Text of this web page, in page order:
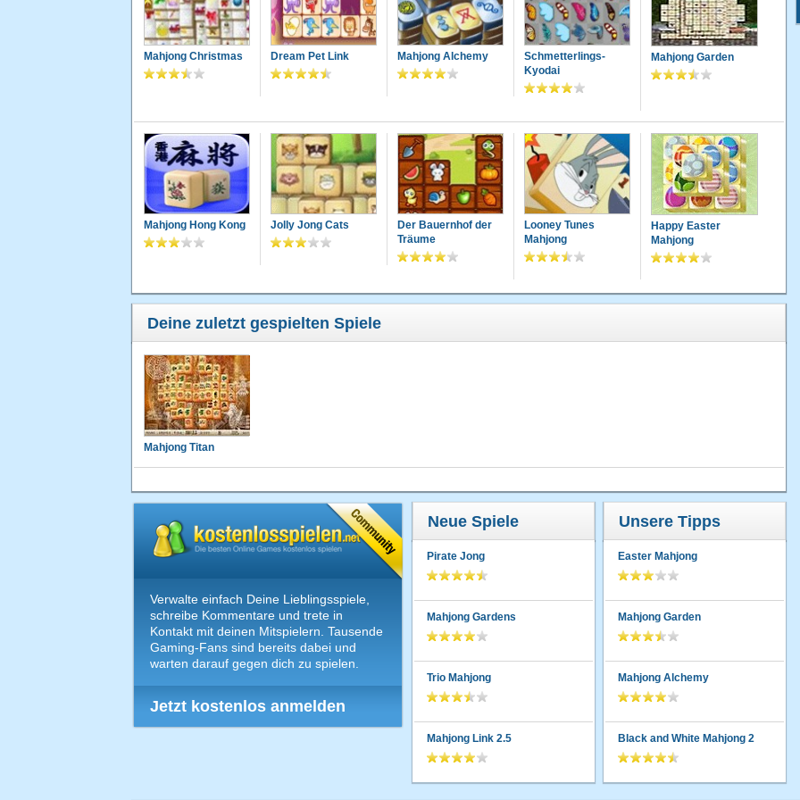
Mahjong Christmas Dream Pet Link Mahjong Alchemy
Schmetterlings-
Kyodai
Mahjong Garden
Mahjong Hong Kong Jolly Jong Cats
Der Bauernhof der
Träume
Looney Tunes
Mahjong
Happy Easter
Mahjong
Deine zuletzt gespielten Spiele
Mahjong Titan
Verwalte einfach Deine Lieblingsspiele,
schreibe Kommentare und trete in
Kontakt mit deinen Mitspielern. Tausende
Gaming-Fans sind bereits dabei und
warten darauf gegen dich zu spielen.
Jetzt kostenlos anmelden
Neue Spiele
Pirate Jong
Mahjong Gardens
Trio Mahjong
Mahjong Link 2.5
Unsere Tipps
Easter Mahjong
Mahjong Garden
Mahjong Alchemy
Black and White Mahjong 2